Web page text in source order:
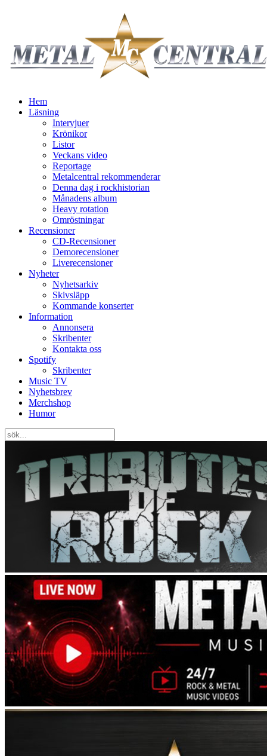
Hem
Läsning
Intervjuer
Krönikor
Listor
Veckans video
Reportage
Metalcentral rekommenderar
Denna dag i rockhistorian
Månadens album
Heavy rotation
Omröstningar
Recensioner
CD-Recensioner
Demorecensioner
Liverecensioner
Nyheter
Nyhetsarkiv
Skivsläpp
Kommande konserter
Information
Annonsera
Skribenter
Kontakta oss
Spotify
Skribenter
Music TV
Nyhetsbrev
Merchshop
Humor